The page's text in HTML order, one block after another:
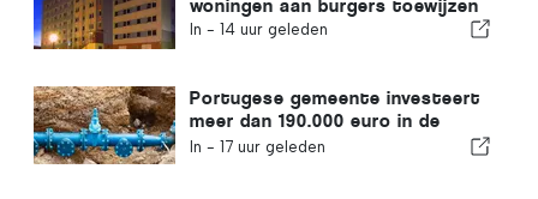
woningen aan burgers toewijzen
In - 14 uur geleden
Portugese gemeente investeert
meer dan 190.000 euro in de
watervoorziening
In - 17 uur geleden